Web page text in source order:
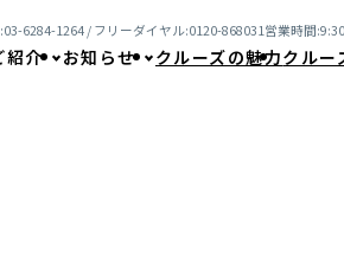
6284-1264 / フリーダイヤル:0120-868031営業時間
紹介 お知らせ クルーズの魅力クルー